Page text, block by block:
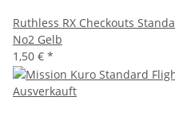
Ruthless RX Checkouts
No2 Gelb
1,50 € *
Ausverkauft